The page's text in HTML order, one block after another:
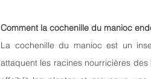
Comment la cochenille du manioc
La cochenille du manioc est un
attaquent les racines nourricières